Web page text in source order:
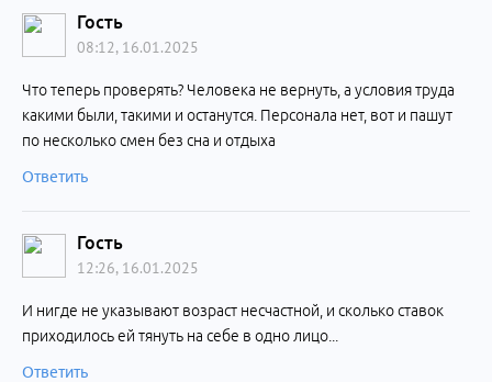
Гость
08:12, 16.01.2025
Что теперь проверять? Человека не вернуть, а условия труда
какими были, такими и останутся. Персонала нет, вот и пашут
по несколько смен без сна и отдыха
Ответить
Гость
12:26, 16.01.2025
И нигде не указывают возраст несчастной, и сколько ставок
приходилось ей тянуть на себе в одно лицо...
Ответить